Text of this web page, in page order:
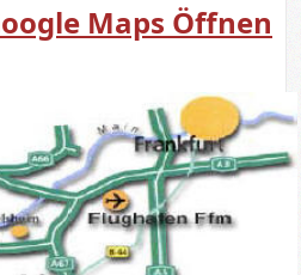
Maps Öffnen